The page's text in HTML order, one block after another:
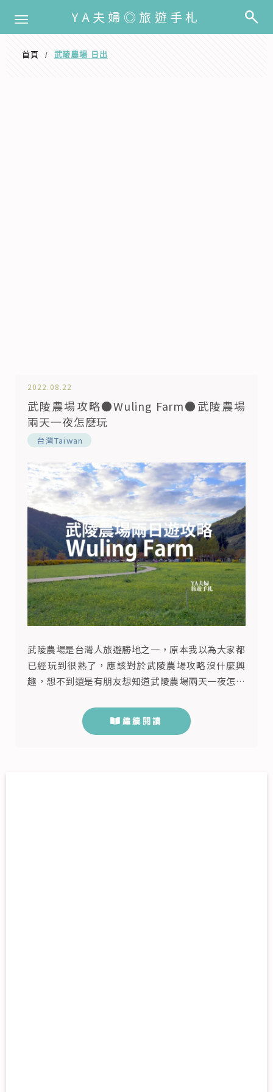
YA夫婦◎旅遊手札
首頁 / 武陵農場 日出
2022.08.22
武陵農場攻略●Wuling Farm●武陵農場
兩天一夜怎麼玩
️台灣Taiwan
武陵農場是台灣人旅遊勝地之一，原本我以為大家都
已經玩到很熟了，應該對於武陵農場攻略沒什麼興
趣，想不到還是有朋友想知道武陵農場兩天一夜怎麼
來說會先安排交通，來武陵農場可以自己開車，也可
以搭乘大眾交通運輸工具，像是國光客運、豐原客
繼續閱讀